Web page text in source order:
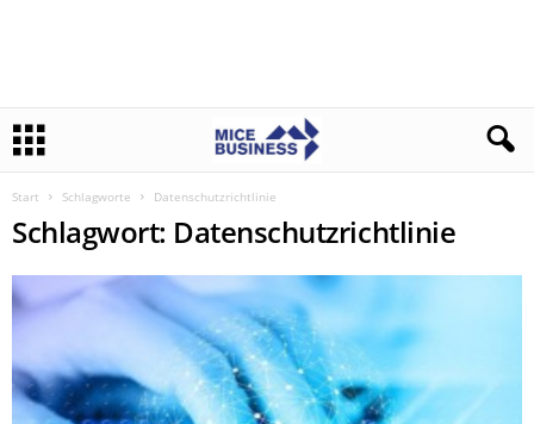
Start Schlagworte Datenschutzrichtlinie
Schlagwort: Datenschutzrichtlinie